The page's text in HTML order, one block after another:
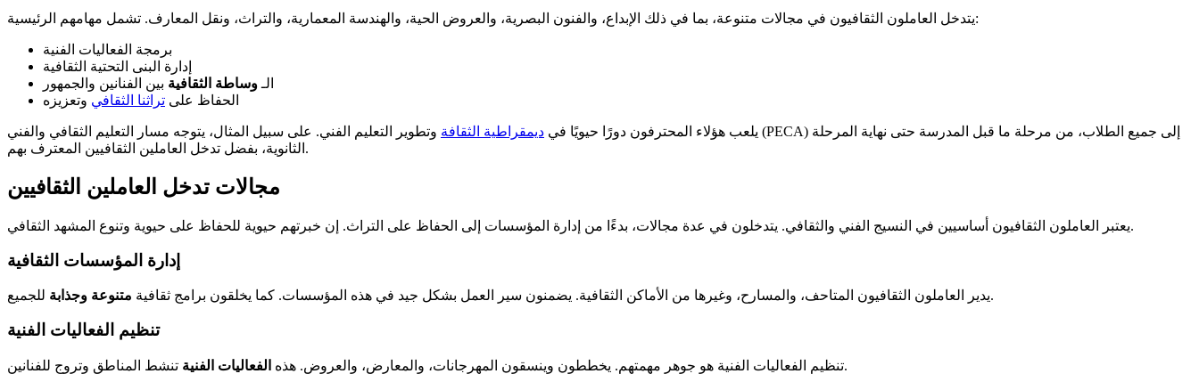
يتدخل العاملون الثقافيون في مجالات متنوعة، بما في ذلك الإبداع، والفنون البصرية، والعروض الحية، والهندسة المعمارية، والتراث، ونقل المعارف. تشمل مهامهم الرئيسية:
برمجة الفعاليات الفنية
إدارة البنى التحتية الثقافية
الـ وساطة الثقافية بين الفنانين والجمهور
الحفاظ على تراثنا الثقافي وتعزيزه
يلعب هؤلاء المحترفون دورًا حيويًا في ديمقراطية الثقافة وتطوير التعليم الفني. على سبيل المثال، يتوجه مسار التعليم الثقافي والفني (PECA) إلى جميع الطلاب، من مرحلة ما قبل المدرسة حتى نهاية المرحلة
الثانوية، بفضل تدخل العاملين الثقافيين المعترف بهم.
مجالات تدخل العاملين الثقافيين
يعتبر العاملون الثقافيون أساسيين في النسيج الفني والثقافي. يتدخلون في عدة مجالات، بدءًا من إدارة المؤسسات إلى الحفاظ على التراث. إن خبرتهم حيوية للحفاظ على حيوية وتنوع المشهد الثقافي.
إدارة المؤسسات الثقافية
يدير العاملون الثقافيون المتاحف، والمسارح، وغيرها من الأماكن الثقافية. يضمنون سير العمل بشكل جيد في هذه المؤسسات. كما يخلقون برامج ثقافية متنوعة وجذابة للجميع.
تنظيم الفعاليات الفنية
تنظيم الفعاليات الفنية هو جوهر مهمتهم. يخططون وينسقون المهرجانات، والمعارض، والعروض. هذه الفعاليات الفنية تنشط المناطق وتروج للفنانين.